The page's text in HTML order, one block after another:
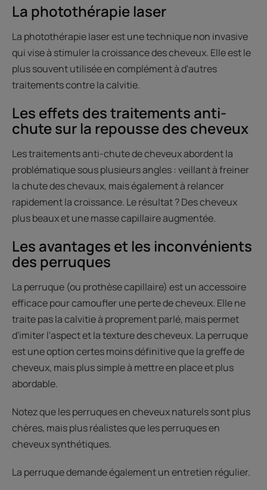
La photothérapie laser
La photothérapie laser est une technique non invasive
qui vise à stimuler la croissance des cheveux. Elle est le
plus souvent utilisée en complément à d'autres
traitements contre la calvitie.
Les effets des traitements anti-
chute sur la repousse des cheveux
Les traitements anti-chute de cheveux abordent la
problématique sous plusieurs angles : veillant à freiner
la chute des chevaux, mais également à relancer
rapidement la croissance. Le résultat ? Des cheveux
plus beaux et une masse capillaire augmentée.
Les avantages et les inconvénients
des perruques
La perruque (ou prothèse capillaire) est un accessoire
efficace pour camoufler une perte de cheveux. Elle ne
traite pas la calvitie à proprement parlé, mais permet
d'imiter l'aspect et la texture des cheveux. La perruque
est une option certes moins définitive que la greffe de
cheveux, mais plus simple à mettre en place et plus
abordable.
Notez que les perruques en cheveux naturels sont plus
chères, mais plus réalistes que les perruques en
cheveux synthétiques.
La perruque demande également un entretien régulier.